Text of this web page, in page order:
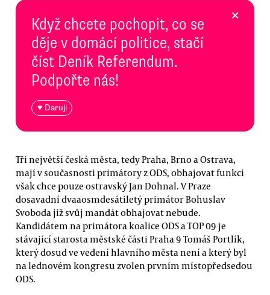
Když chcete pochopit, co se
děje v domácí politice, stačí
číst Deník Referendum.
Podpořte nás!
♥ Daruji
×
Tři největší česká města, tedy Praha, Brno a Ostrava,
mají v současnosti primátory z ODS, obhajovat funkci
však chce pouze ostravský Jan Dohnal. V Praze
dosavadní dvaaosmdesátiletý primátor Bohuslav
Svoboda již svůj mandát obhajovat nebude.
Kandidátem na primátora koalice ODS a TOP 09 je
stávající starosta městské části Praha 9 Tomáš Portlík,
který dosud ve vedení hlavního města není a který byl
na lednovém kongresu zvolen prvním místopředsedou
ODS.